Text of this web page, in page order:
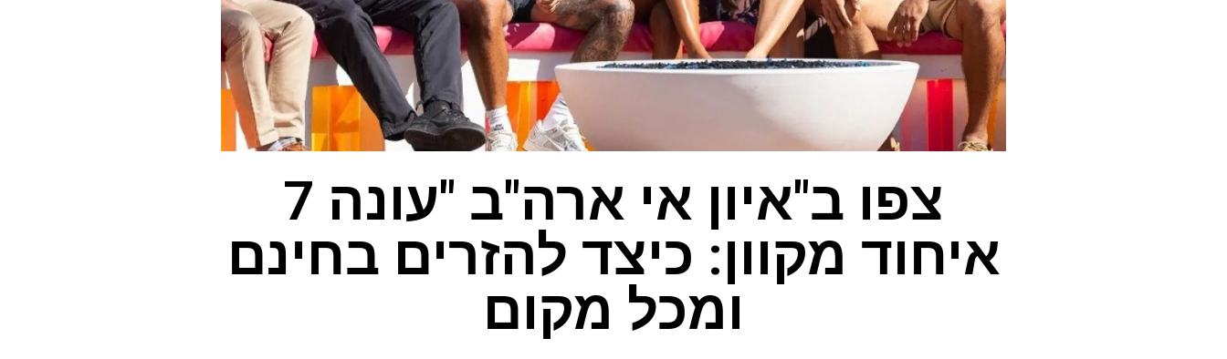
צפו ב"איון אי ארה"ב "עונה 7
איחוד מקוון: כיצד להזרים בחינם
ומכל מקום